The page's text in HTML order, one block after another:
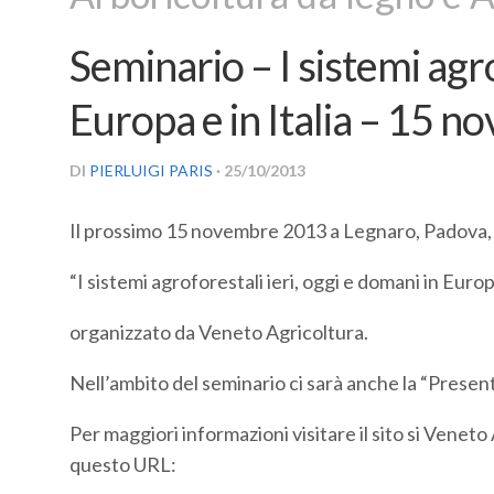
Seminario – I sistemi
Europa e in Italia – 15
DI PIERLUIGI PARIS · 25/10/2013
Il prossimo 15 novembre 2013 a Legnaro,
“I sistemi agroforestali ieri, oggi e domani in
organizzato da Veneto Agricoltura.
Nell’ambito del seminario ci sarà anche la
Per maggiori informazioni visitare il sito si
questo URL: